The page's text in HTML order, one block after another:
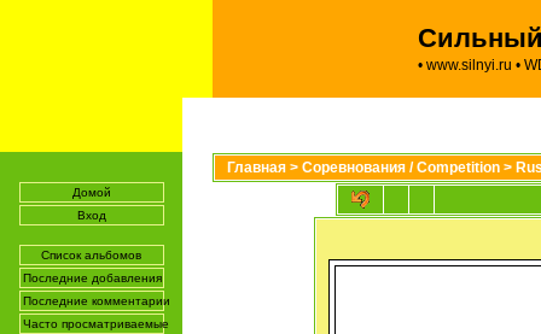
• www.silnyi.ru •
Домой
Вход
Список альбомов
Последние добавления
Последние комментарии
Часто просматриваемые
Главная > Соревнования / Competition >